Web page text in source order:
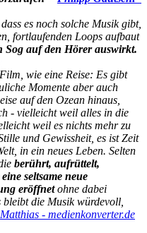
es noch solche Musik gibt,
fortlaufenden Loops aufbaut
Sog auf den Hörer auswirkt.
wie eine Reise: Es gibt
Momente aber auch
auf den Ozean hinaus,
- vielleicht weil alles in die
weil es nichts mehr zu
und Gewissheit, es ist Zeit
in ein neues Leben. Selten
berührt, aufrüttelt,
seltsame neue
eröffnetohne dabei
bleibt die Musik würdevoll,
Matthias - medienkonverter.de